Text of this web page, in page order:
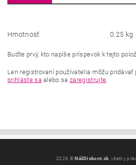
Hmotnosť 0.25 kg
Buďte prvý, kto napíše príspevok k tejto
Len registrovaní používatelia môžu pridávať
prihláste sa alebo sazaregistrujte.
2026 ©NášDiskont.sk , všetky